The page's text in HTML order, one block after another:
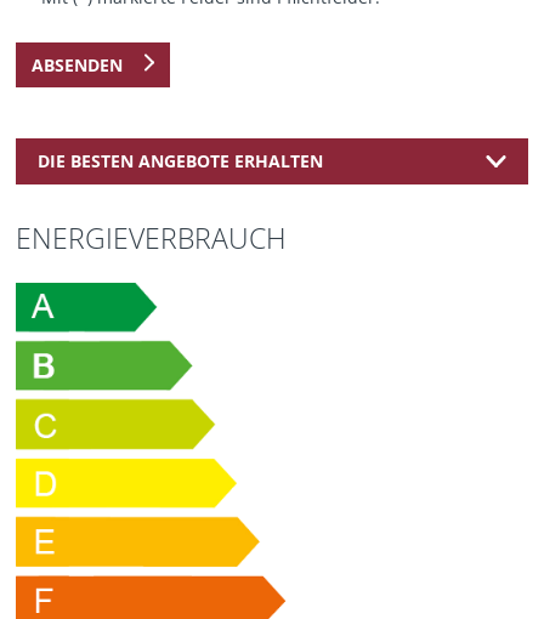
ABSENDEN
DIE BESTEN ANGEBOTE ERHALTEN
ENERGIEVERBRAUCH